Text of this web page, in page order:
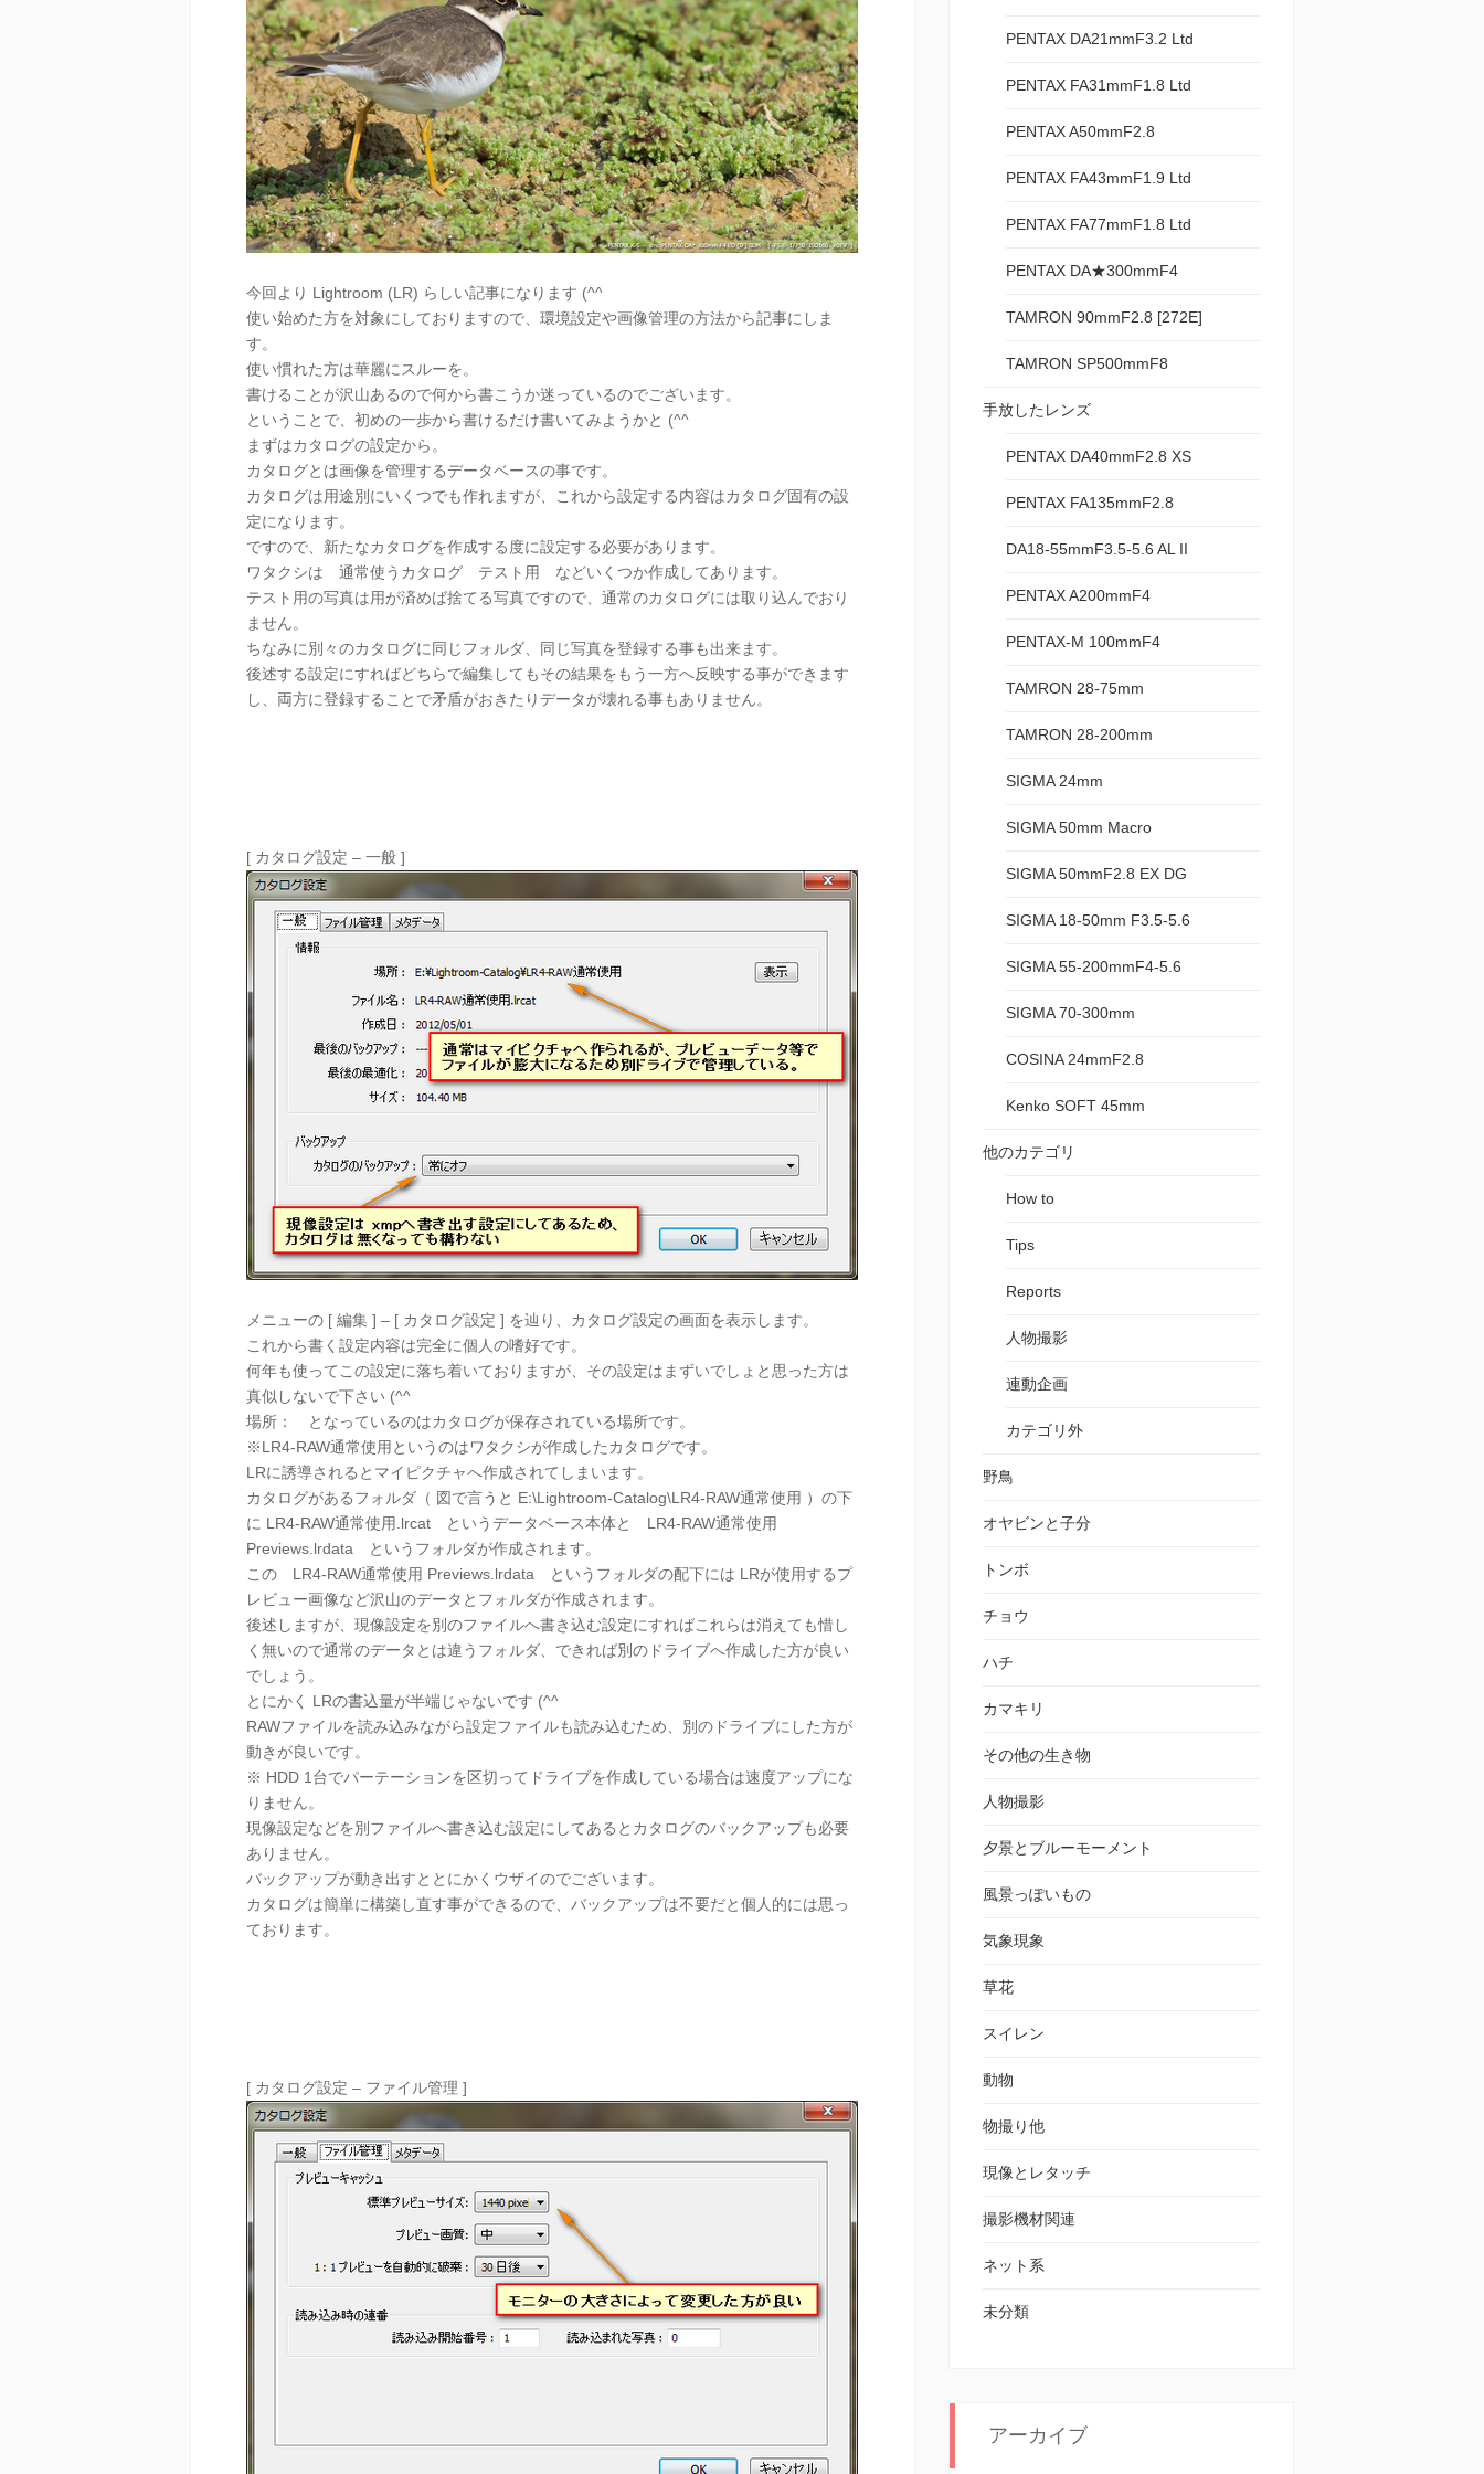
今回より Lightroom (LR) らしい記事になります (^^
使い始めた方を対象にしておりますので、環境設定や画像管理の方法から記事にしま
す。
使い慣れた方は華麗にスルーを。
書けることが沢山あるので何から書こうか迷っているのでございます。
ということで、初めの一歩から書けるだけ書いてみようかと (^^
まずはカタログの設定から。
カタログとは画像を管理するデータベースの事です。
カタログは用途別にいくつでも作れますが、これから設定する内容はカタログ固有の設
定になります。
ですので、新たなカタログを作成する度に設定する必要があります。
ワタクシは 通常使うカタログ テスト用 などいくつか作成してあります。
テスト用の写真は用が済めば捨てる写真ですので、通常のカタログには取り込んでおり
ません。
ちなみに別々のカタログに同じフォルダ、同じ写真を登録する事も出来ます。
後述する設定にすればどちらで編集してもその結果をもう一方へ反映する事ができます
し、両方に登録することで矛盾がおきたりデータが壊れる事もありません。
[ カタログ設定 – 一般 ]
メニューの [ 編集 ] – [ カタログ設定 ] を辿り、カタログ設定の画面を表示します。
これから書く設定内容は完全に個人の嗜好です。
何年も使ってこの設定に落ち着いておりますが、その設定はまずいでしょと思った方は
真似しないで下さい (^^
場所： となっているのはカタログが保存されている場所です。
※LR4-RAW通常使用というのはワタクシが作成したカタログです。
LRに誘導されるとマイピクチャへ作成されてしまいます。
カタログがあるフォルダ（ 図で言うと E:\Lightroom-Catalog\LR4-RAW通常使用 ）の下
に LR4-RAW通常使用.lrcat というデータベース本体と LR4-RAW通常使用
Previews.lrdata というフォルダが作成されます。
この LR4-RAW通常使用 Previews.lrdata というフォルダの配下には LRが使用するプ
レビュー画像など沢山のデータとフォルダが作成されます。
後述しますが、現像設定を別のファイルへ書き込む設定にすればこれらは消えても惜し
く無いので通常のデータとは違うフォルダ、できれば別のドライブへ作成した方が良い
でしょう。
とにかく LRの書込量が半端じゃないです (^^
RAWファイルを読み込みながら設定ファイルも読み込むため、別のドライブにした方が
動きが良いです。
※ HDD 1台でパーテーションを区切ってドライブを作成している場合は速度アップにな
りません。
現像設定などを別ファイルへ書き込む設定にしてあるとカタログのバックアップも必要
ありません。
バックアップが動き出すととにかくウザイのでございます。
カタログは簡単に構築し直す事ができるので、バックアップは不要だと個人的には思っ
ております。
[ カタログ設定 – ファイル管理 ]
PENTAX DA21mmF3.2 Ltd
PENTAX FA31mmF1.8 Ltd
PENTAX A50mmF2.8
PENTAX FA43mmF1.9 Ltd
PENTAX FA77mmF1.8 Ltd
PENTAX DA★300mmF4
TAMRON 90mmF2.8 [272E]
TAMRON SP500mmF8
手放したレンズ
PENTAX DA40mmF2.8 XS
PENTAX FA135mmF2.8
DA18-55mmF3.5-5.6 AL II
PENTAX A200mmF4
PENTAX-M 100mmF4
TAMRON 28-75mm
TAMRON 28-200mm
SIGMA 24mm
SIGMA 50mm Macro
SIGMA 50mmF2.8 EX DG
SIGMA 18-50mm F3.5-5.6
SIGMA 55-200mmF4-5.6
SIGMA 70-300mm
COSINA 24mmF2.8
Kenko SOFT 45mm
他のカテゴリ
How to
Tips
Reports
人物撮影
連動企画
カテゴリ外
野鳥
オヤビンと子分
トンボ
チョウ
ハチ
カマキリ
その他の生き物
人物撮影
夕景とブルーモーメント
風景っぽいもの
気象現象
草花
スイレン
動物
物撮り他
現像とレタッチ
撮影機材関連
ネット系
未分類
アーカイブ